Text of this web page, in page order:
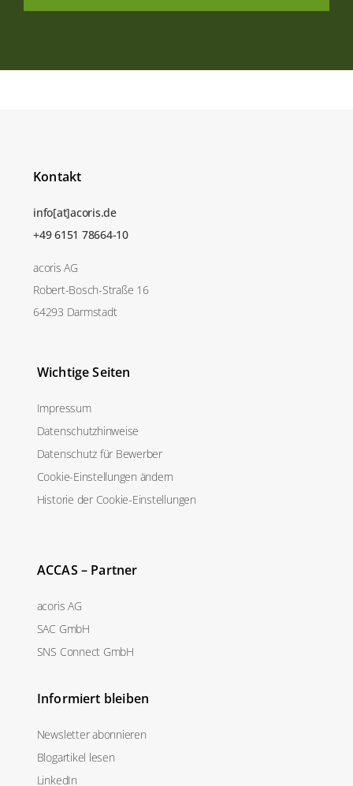
Kontakt
info[at]acoris.de
+49 6151 78664-10
acoris AG
Robert-Bosch-Straße 16
64293 Darmstadt
Wichtige Seiten
Impressum
Datenschutzhinweise
Datenschutz für Bewerber
Cookie-Einstellungen ändern
Historie der Cookie-Einstellungen
ACCAS – Partner
acoris AG
SAC GmbH
SNS Connect GmbH
Informiert bleiben
Newsletter abonnieren
Blogartikel lesen
LinkedIn